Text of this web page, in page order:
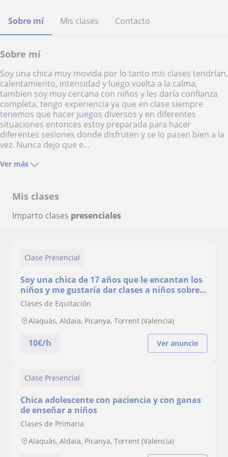
Sobre mí Mis clases Contacto
Sobre mí
Soy una chica muy movida por lo tanto mis clases tendrían,
calentamiento, intensidad y luego vuelta a la calma,
tambien soy muy cercana con niños y les daría confianza
completa, tengo experiencia ya que en clase siempre
tenemos que hacer juegos diversos y en diferentes
situaciones entonces estoy preparada para hacer
diferentes sesiones donde disfruten y se lo pasen bien a la
vez. Nunca dejo que e...
Ver más
Mis clases
Imparto clases presenciales
Clase Presencial
Soy una chica de 17 años que le encantan los
niños y me gustaría dar clases a niños sobre
algún deporte o idiomas
Clases de Equitación
Alaquàs, Aldaia, Picanya, Torrent (Valencia)
10€/h Ver anuncio
Clase Presencial
Chica adolescente con paciencia y con ganas
de enseñar a niños
Clases de Primaria
Alaquàs, Aldaia, Picanya, Torrent (Valencia)